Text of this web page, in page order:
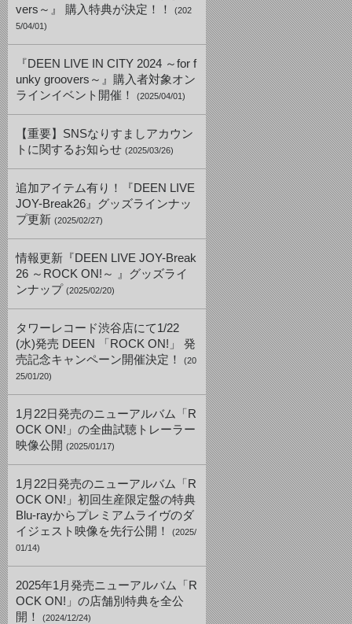
vers～』 購入特典が決定！！
(202
5/04/01)
『DEEN LIVE IN CITY 2024 ～for f
unky groovers～』購入者対象オン
ラインイベント開催！
(2025/04/01)
【重要】SNSなりすましアカウン
トに関するお知らせ (2025/03/26)
追加アイテム有り！『DEEN LIVE
JOY-Break26』グッズラインナッ
プ更新 (2025/02/27)
情報更新『DEEN LIVE JOY-Break
26 ～ROCK ON!～ 』グッズライ
ンナップ (2025/02/20)
タワーレコード渋谷店にて1/22
(水)発売 DEEN 「ROCK ON!」 発
売記念キャンペーン開催決定！
(20
25/01/20)
1月22日発売のニューアルバム「R
OCK ON!」の全曲試聴トレーラー
映像公開 (2025/01/17)
1月22日発売のニューアルバム「R
OCK ON!」初回生産限定盤の特典
Blu-rayからプレミアムライヴのダ
イジェスト映像を先行公開！
(2025/
01/14)
2025年1月発売ニューアルバム「R
OCK ON!」の店舗別特典を全公
開！
(2024/12/24)